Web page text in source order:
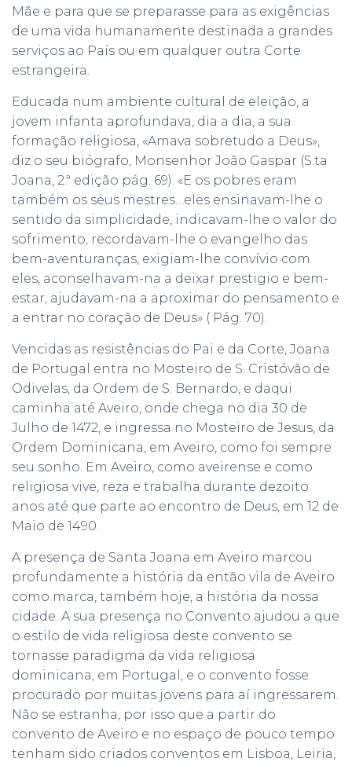
Mãe e para que se preparasse para as exigências
de uma vida humanamente destinada a grandes
serviços ao País ou em qualquer outra Corte
estrangeira.
Educada num ambiente cultural de eleição, a
jovem infanta aprofundava, dia a dia, a sua
formação religiosa, «Amava sobretudo a Deus»,
diz o seu biógrafo, Monsenhor João Gaspar (S.ta
Joana, 2.ª edição pág. 69). «E os pobres eram
também os seus mestres…eles ensinavam-lhe o
sentido da simplicidade, indicavam-lhe o valor do
sofrimento, recordavam-lhe o evangelho das
bem-aventuranças, exigiam-lhe convívio com
eles, aconselhavam-na a deixar prestigio e bem-
estar, ajudavam-na a aproximar do pensamento e
a entrar no coração de Deus» ( Pág. 70).
Vencidas as resistências do Pai e da Corte, Joana
de Portugal entra no Mosteiro de S. Cristóvão de
Odivelas, da Ordem de S. Bernardo, e daqui
caminha até Aveiro, onde chega no dia 30 de
Julho de 1472, e ingressa no Mosteiro de Jesus, da
Ordem Dominicana, em Aveiro, como foi sempre
seu sonho. Em Aveiro, como aveirense e como
religiosa vive, reza e trabalha durante dezoito
anos até que parte ao encontro de Deus, em 12 de
Maio de 1490.
A presença de Santa Joana em Aveiro marcou
profundamente a história da então vila de Aveiro
como marca, também hoje, a história da nossa
cidade. A sua presença no Convento ajudou a que
o estilo de vida religiosa deste convento se
tornasse paradigma da vida religiosa
dominicana, em Portugal, e o convento fosse
procurado por muitas jovens para aí ingressarem.
Não se estranha, por isso que a partir do
convento de Aveiro e no espaço de pouco tempo
tenham sido criados conventos em Lisboa, Leiria,